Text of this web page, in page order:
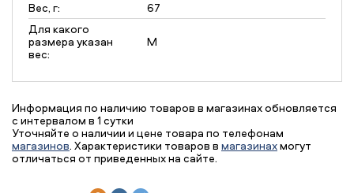
Вес, г:
67
Для какого
размера указан
вес:
M
Информация по наличию товаров в магазинах обновляется
с интервалом в 1 сутки
Уточняйте о наличии и цене товара по телефонам
магазинов. Характеристики товаров в магазинахмогут
отличаться от приведенных на сайте.